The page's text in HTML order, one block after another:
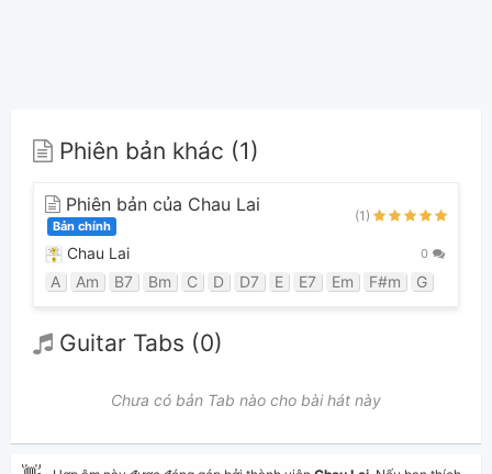
Phiên bản khác (1)
Phiên bản của Chau Lai
Bản chính
(1)
Chau Lai 0
A Am B7 Bm C D D7 E E7 Em F#m G
Guitar Tabs (0)
Chưa có bản Tab nào cho bài hát này